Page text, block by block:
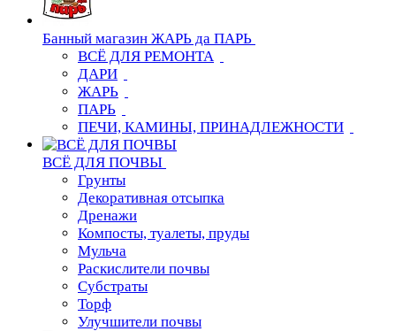
Банный магазин ЖАРЬ да ПАРЬ
ВСЁ ДЛЯ РЕМОНТА
ДАРИ
ЖАРЬ
ПАРЬ
ПЕЧИ, КАМИНЫ, ПРИНАДЛЕЖНОСТИ
ВСЁ ДЛЯ ПОЧВЫ
Грунты
Декоративная отсыпка
Дренажи
Компосты, туалеты, пруды
Мульча
Раскислители почвы
Субстраты
Торф
Улучшители почвы